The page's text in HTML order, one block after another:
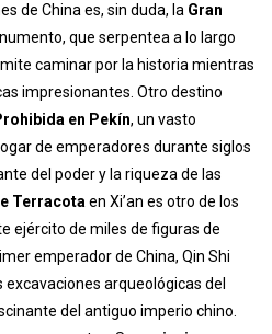
de China es, sin duda, la Gran
que serpentea a lo largo
caminar por la historia mientras
impresionantes. Otro destino
en Pekín, un vasto
de emperadores durante siglos
del poder y la riqueza de las
Terracota en Xi’an es otro de los
ejército de miles de figuras de
emperador de China, Qin Shi
excavaciones arqueológicas del
del antiguo imperio chino.